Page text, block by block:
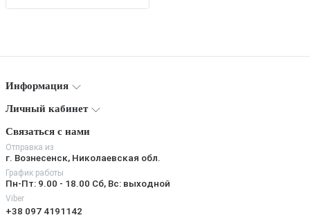
Информация
Личный кабинет
Связаться с нами
Отправка из
г. Вознесенск, Николаевская обл.
График работы
Пн-Пт: 9.00 - 18.00 Сб, Вс: выходной
Viber
+38 097 4191142